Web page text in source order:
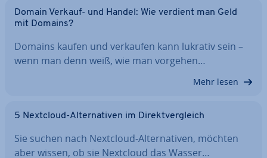
Domain Verkauf- und Handel: Wie verdient man Geld
mit Domains?
Domains kaufen und verkaufen kann lukrativ sein –
wenn man denn weiß, wie man vorgehen…
Mehr lesen
5 Nextcloud-Al­ter­na­ti­ven im Di­rekt­ver­gleich
Sie suchen nach Nextcloud-Al­ter­na­ti­ven, möchten
aber wissen, ob sie Nextcloud das Wasser…